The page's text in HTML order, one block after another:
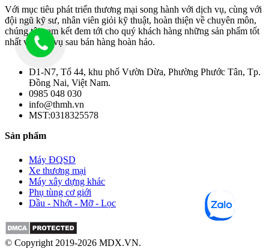
Với mục tiêu phát triển thương mại song hành với dịch vụ, cùng với
đội ngũ kỹ sư, nhân viên giỏi kỹ thuật, hoàn thiện về chuyên môn,
chúng tôi cam kết đem tới cho quý khách hàng những sản phẩm tốt
nhất và dịch vụ sau bán hàng hoàn hảo.
D1-N7, Tổ 44, khu phố Vườn Dừa, Phường Phước Tân, Tp.
Đồng Nai, Việt Nam.
0985 048 030
info@thmh.vn
MST:0318325578
Sản phẩm
Máy ĐQSD
Xe thương mại
Máy xây dựng khác
Phụ tùng cơ giới
Dầu - Nhớt - Mỡ - Lọc
© Copyright 2019-2026 MDX.VN.